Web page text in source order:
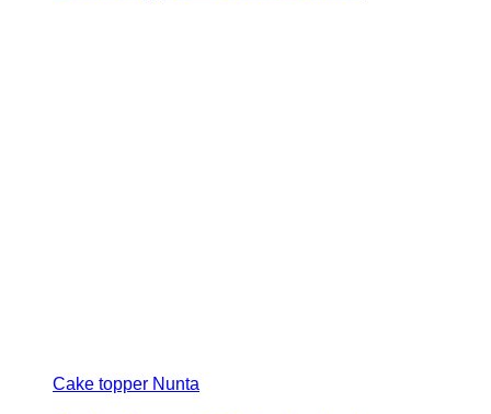
Cake topper Nunta